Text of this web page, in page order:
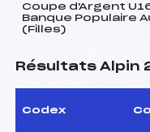
Coupe d'Argent
Banque Populaire
(Filles)
Résultats Alpin
Codex